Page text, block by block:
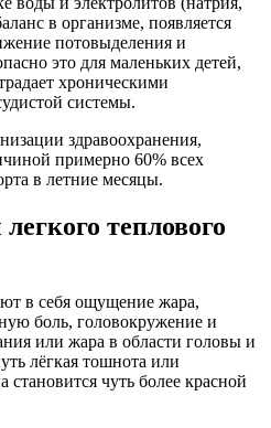
в организме, появляется
потовыделения и
это для маленьких детей,
хроническими
системы.
здравоохранения,
примерно 60% всех
в летние месяцы.
теплового
в себя ощущение жара,
боль, головокружение и
или жара в области головы и
лёгкая тошнота или
чуть более красной